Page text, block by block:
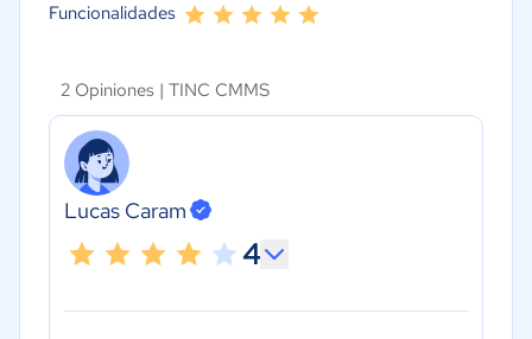
Funcionalidades
2 Opiniones | TINC CMMS
Lucas Caram
4